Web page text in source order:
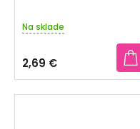
Na sklade
2,69 €